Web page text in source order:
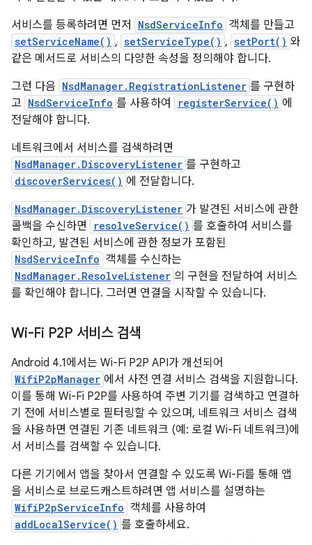
서비스를 등록하려면 먼저
NsdServiceInfo 객체를 만들고
setServiceName() , setServiceType() , setPort() 와
같은 메서드로 서비스의 다양한 속성을 정의해야 합니다.
그런 다음 NsdManager.RegistrationListener 를 구현하
고 NsdServiceInfo 를 사용하여 registerService() 에
전달해야 합니다.
네트워크에서 서비스를 검색하려면
NsdManager.DiscoveryListener 를 구현하고
discoverServices() 에 전달합니다.
NsdManager.DiscoveryListener 가 발견된 서비스에 관한
콜백을 수신하면
resolveService() 를 호출하여 서비스를
확인하고, 발견된 서비스에 관한 정보가 포함된
NsdServiceInfo 객체를 수신하는
NsdManager.ResolveListener 의 구현을 전달하여 서비스
를 확인해야 합니다. 그러면 연결을 시작할 수 있습니다.
Wi-Fi P2P 서비스 검색
Android 4.1에서는 Wi-Fi P2P API가 개선되어
WifiP2pManager 에서 사전 연결 서비스 검색을 지원합니다.
이를 통해 Wi-Fi P2P를 사용하여 주변 기기를 검색하고 연결하
기 전에 서비스별로 필터링할 수 있으며, 네트워크 서비스 검색
을 사용하면 연결된 기존 네트워크 (예: 로컬 Wi-Fi 네트워크)에
서 서비스를 검색할 수 있습니다.
다른 기기에서 앱을 찾아서 연결할 수 있도록 Wi-Fi를 통해 앱
을 서비스로 브로드캐스트하려면 앱 서비스를 설명하는
WifiP2pServiceInfo 객체를 사용하여
addLocalService() 를 호출하세요.